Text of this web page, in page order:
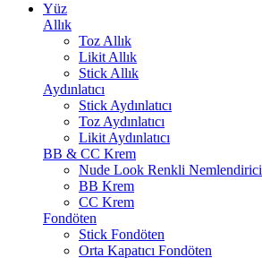
Yüz
Allık
Toz Allık
Likit Allık
Stick Allık
Aydınlatıcı
Stick Aydınlatıcı
Toz Aydınlatıcı
Likit Aydınlatıcı
BB & CC Krem
Nude Look Renkli Nemlendirici
BB Krem
CC Krem
Fondöten
Stick Fondöten
Orta Kapatıcı Fondöten